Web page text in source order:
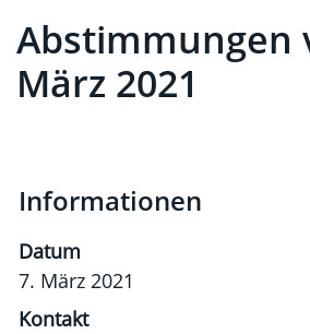
Abstimmungen
März 2021
Informationen
Datum
7. März 2021
Kontakt
Zugehörige Objekte